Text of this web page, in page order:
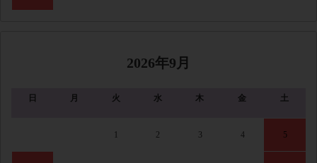
2026年9月
日 月 火 水 木 金 土
2 3 4 5